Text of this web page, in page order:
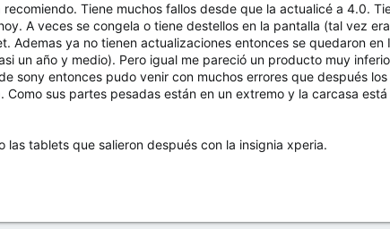
Tiene muchos fallos desde que la actualicé a 4.0.
A veces se congela o tiene destellos en la pantalla (tal vez
Ademas ya no tienen actualizaciones entonces se quedaron
un año y medio). Pero igual me pareció un producto muy
sony entonces pudo venir con muchos errores que después
sus partes pesadas están en un extremo y la carcasa
tablets que salieron después con la insignia xperia.